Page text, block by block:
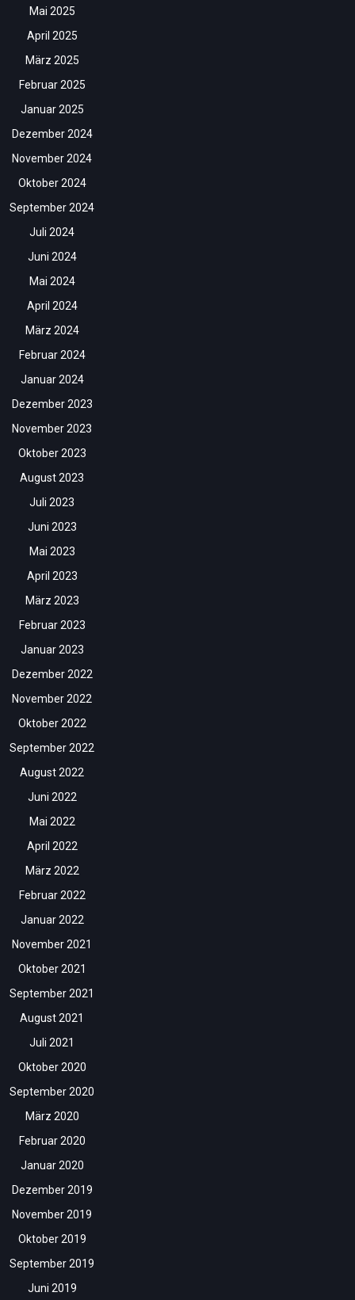
Mai 2025
April 2025
März 2025
Februar 2025
Januar 2025
Dezember 2024
November 2024
Oktober 2024
September 2024
Juli 2024
Juni 2024
Mai 2024
April 2024
März 2024
Februar 2024
Januar 2024
Dezember 2023
November 2023
Oktober 2023
August 2023
Juli 2023
Juni 2023
Mai 2023
April 2023
März 2023
Februar 2023
Januar 2023
Dezember 2022
November 2022
Oktober 2022
September 2022
August 2022
Juni 2022
Mai 2022
April 2022
März 2022
Februar 2022
Januar 2022
November 2021
Oktober 2021
September 2021
August 2021
Juli 2021
Oktober 2020
September 2020
März 2020
Februar 2020
Januar 2020
Dezember 2019
November 2019
Oktober 2019
September 2019
Juni 2019